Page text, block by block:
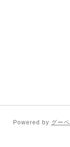
Powered by グーペ